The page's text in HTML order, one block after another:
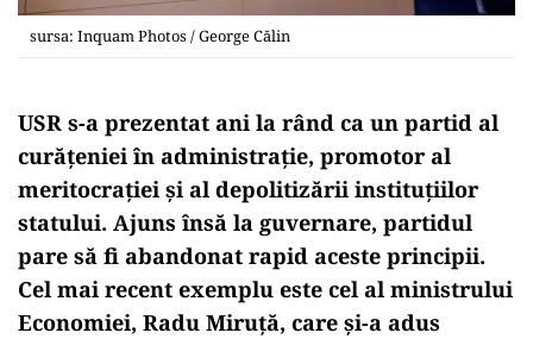
sursa: Inquam Photos / George Călin
USR s-a prezentat ani la rând ca un partid al
curățeniei în administrație, promotor al
meritocrației și al depolitizării instituțiilor
statului. Ajuns însă la guvernare, partidul
pare să fi abandonat rapid aceste principii.
Cel mai recent exemplu este cel al ministrului
Economiei, Radu Miruță, care și-a adus